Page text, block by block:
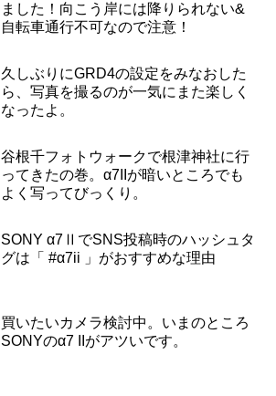
ました！向こう岸には降りられない&
自転車通行不可なので注意！
久しぶりにGRD4の設定をみなおした
ら、写真を撮るのが一気にまた楽しく
なったよ。
谷根千フォトウォークで根津神社に行
ってきたの巻。α7IIが暗いところでも
よく写ってびっくり。
SONY α7ⅡでSNS投稿時のハッシュタ
グは「 #α7ii 」がおすすめな理由
買いたいカメラ検討中。いまのところ
SONYのα7 IIがアツいです。